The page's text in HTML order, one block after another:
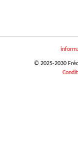
© 2025-2030